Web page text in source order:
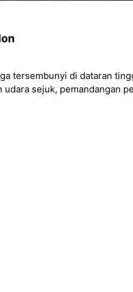
tersembunyi di dataran
udara sejuk, pemandangan